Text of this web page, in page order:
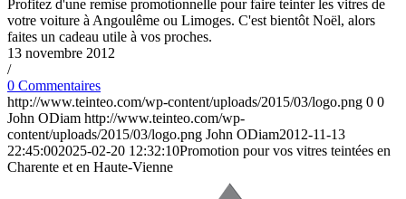
Profitez d'une remise promotionnelle pour faire teinter les vitres de
votre voiture à Angoulême ou Limoges. C'est bientôt Noël, alors
faites un cadeau utile à vos proches.
13 novembre 2012
/
0 Commentaires
http://www.teinteo.com/wp-content/uploads/2015/03/logo.png 0 0
John ODiam http://www.teinteo.com/wp-
content/uploads/2015/03/logo.png John ODiam2012-11-13
22:45:002025-02-20 12:32:10Promotion pour vos vitres teintées en
Charente et en Haute-Vienne